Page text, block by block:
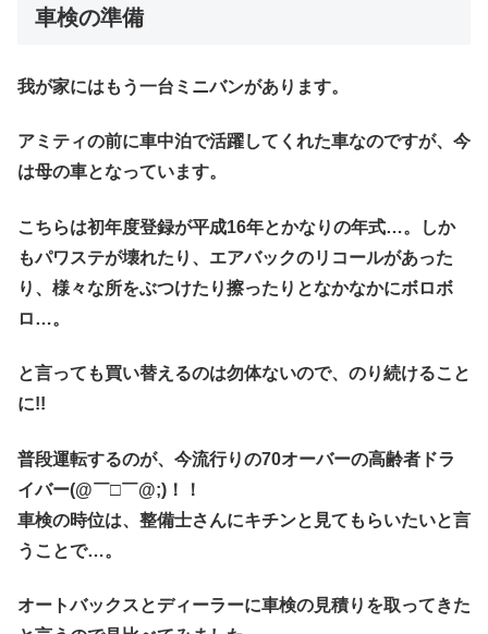
車検の準備
我が家にはもう一台ミニバンがあります。
アミティの前に車中泊で活躍してくれた車なのですが、今
は母の車となっています。
こちらは初年度登録が平成16年とかなりの年式…。しか
もパワステが壊れたり、エアバックのリコールがあった
り、様々な所をぶつけたり擦ったりとなかなかにボロボ
ロ…。
と言っても買い替えるのは勿体ないので、のり続けること
に!!
普段運転するのが、今流行りの70オーバーの高齢者ドラ
イバー(@￣□￣@;)！！
車検の時位は、整備士さんにキチンと見てもらいたいと言
うことで…。
オートバックスとディーラーに車検の見積りを取ってきた